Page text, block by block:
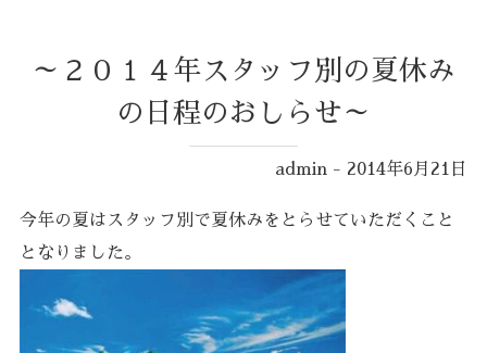
～２０１４年スタッフ別の夏休み
の日程のおしらせ～
admin - 2014年6月21日
今年の夏はスタッフ別で夏休みをとらせていただくこと
となりました。